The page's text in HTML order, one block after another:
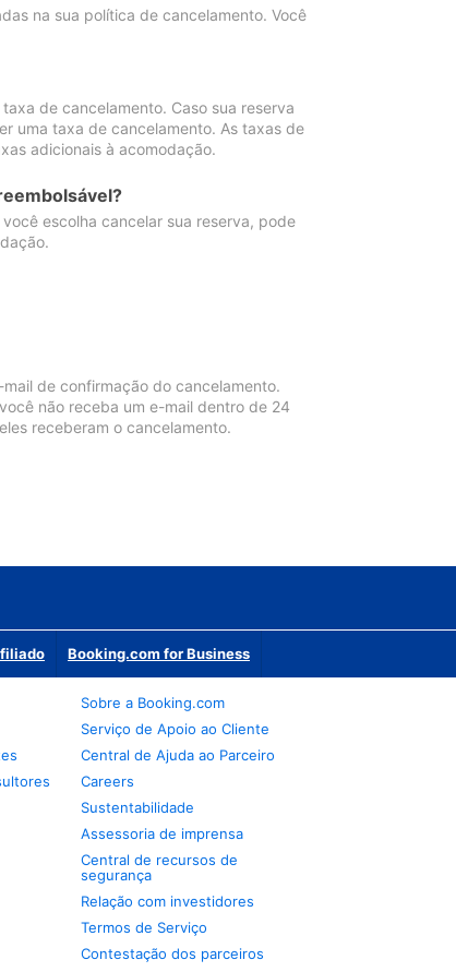
na sua política de cancelamento. Você
de cancelamento. Caso sua reserva
uma taxa de cancelamento. As taxas de
adicionais à acomodação.
escolha cancelar sua reserva, pode
de confirmação do cancelamento.
não receba um e-mail dentro de 24
receberam o cancelamento.
Booking.com for Business
Sobre a Booking.com
Serviço de Apoio ao Cliente
Central de Ajuda ao Parceiro
Careers
Sustentabilidade
Assessoria de imprensa
Central de recursos de
segurança
Relação com investidores
Termos de Serviço
Contestação dos parceiros